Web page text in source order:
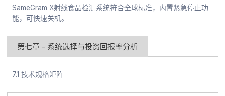
SameGram X射线食品检测系统符合全球标准，内置紧急停止功
能，可快速关机。
第七章 - 系统选择与投资回报率分析
7.1 技术规格矩阵